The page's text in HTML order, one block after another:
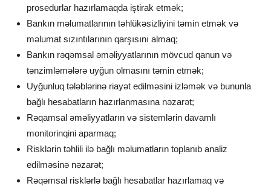
prosedurlar hazırlamaqda iştirak etmək;
Bankın məlumatlarının təhlükəsizliyini təmin etmək və
məlumat sızıntılarının qarşısını almaq;
Bankın rəqəmsal əməliyyatlarının mövcud qanun və
tənzimləmələrə uyğun olmasını təmin etmək;
Uyğunluq tələblərinə riayət edilməsini izləmək və bununla
bağlı hesabatların hazırlanmasına nəzarət;
Rəqamsal əməliyyatların və sistemlərin davamlı
monitorinqini aparmaq;
Risklərin təhlili ilə bağlı məlumatların toplanıb analiz
edilməsinə nəzarət;
Rəqəmsal risklərlə bağlı hesabatlar hazırlamaq və